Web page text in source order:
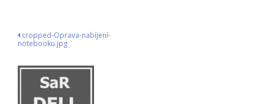
Navigace
příspěvek
cropped-Oprava-nabíjení-
notebooku.jpg